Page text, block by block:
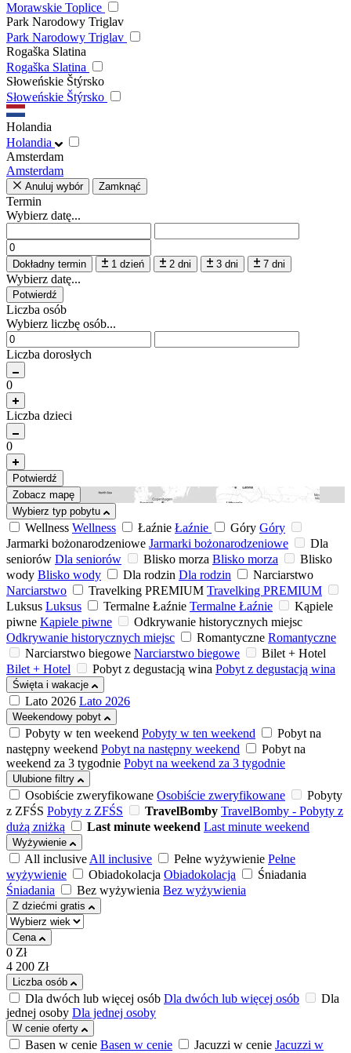
Morawskie Toplice
Park Narodowy Triglav
Park Narodowy Triglav
Rogaška Slatina
Rogaška Slatina
Słoweńskie Štýrsko
Słoweńskie Štýrsko
Holandia
Holandia
Amsterdam
Amsterdam
Anuluj wybór Zamknąć
Termin
Wybierz datę...
Dokładny termin 1 dzień 2 dni 3 dni 7 dni
Wybierz datę...
Potwierdź
Liczba osób
Wybierz liczbę osób...
Liczba dorosłych
0
Liczba dzieci
0
Potwierdź
Zobacz mapę
Wybierz typ pobytu
Wellness Wellness Łaźnie Łaźnie Góry Góry
Jarmarki bożonarodzeniowe Jarmarki bożonarodzeniowe
Dla
seniorów Dla seniorów Blisko morza Blisko morza
Blisko
wody Blisko wody Dla rodzin Dla rodzin
Narciarstwo
Narciarstwo
Travelking PREMIUM Travelking PREMIUM
Luksus Luksus Termalne Łaźnie Termalne Łaźnie
Kąpiele
piwne Kąpiele piwne
Odkrywanie historycznych miejsc
Odkrywanie historycznych miejsc
Romantyczne Romantyczne
Narciarstwo biegowe Narciarstwo biegowe
Bilet + Hotel
Bilet + Hotel
Pobyt z degustacją wina Pobyt z degustacją wina
Święta i wakacje
Lato 2026 Lato 2026
Weekendowy pobyt
Pobyty w ten weekend Pobyty w ten weekend
Pobyt na
następny weekend Pobyt na następny weekend
Pobyt na
weekend za 3 tygodnie Pobyt na weekend za 3 tygodnie
Ulubione filtry
Osobiście zweryfikowane Osobiście zweryfikowane
Pobyty
z ZFŚS Pobyty z ZFŚS TravelBomby TravelBomby - Pobyty z
dużą zniżką
Last minute weekend Last minute weekend
Wyżywienie
All inclusiveAll inclusive Pełne wyżywienie Pełne
wyżywienie
Obiadokolacja Obiadokolacja
Śniadania
Śniadania
Bez wyżywienia Bez wyżywienia
Z dziećmi gratis
Cena
0 Zł
4 200 Zł
Liczba osób
Dla dwóch lub więcej osób Dla dwóch lub więcej osób
Dla
jednej osoby Dla jednej osoby
W cenie oferty
Basen w cenie Basen w cenie Jacuzzi w cenie Jacuzzi w